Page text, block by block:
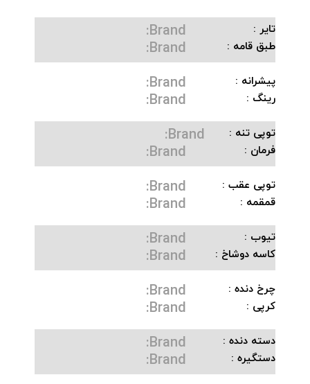
تایر : Brand:
طبق قامه : Brand:
پیشرانه : Brand:
رینگ : Brand:
توپی تنه : Brand:
فرمان : Brand:
توپی عقب : Brand:
قمقمه : Brand:
تیوب : Brand:
کاسه دوشاخ : Brand:
چرخ دنده : Brand:
کرپی : Brand:
دسته دنده : Brand:
دستگیره : Brand: